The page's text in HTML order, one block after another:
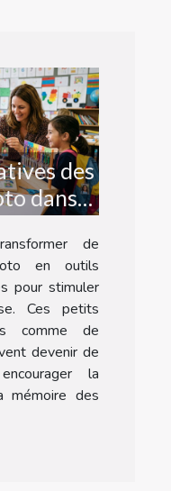
des
dans
de
en outils
pour stimuler
Ces petits
comme de
devenir de
la
mémoire des